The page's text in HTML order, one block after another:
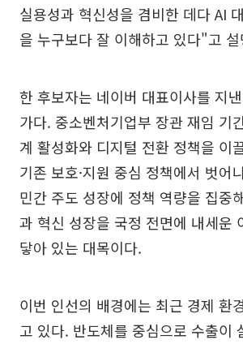
실용성과 혁신성을 겸비한 데다 AI
을 누구보다 잘 이해하고 있다"고
한 후보자는 네이버 대표이사를 지
가다. 중소벤처기업부 장관 재임 기
계 활성화와 디지털 전환 정책을 이
기존 보호·지원 중심 정책에서 벗어
민간 주도 성장에 정책 역량을 집중
과 혁신 성장을 국정 전면에 내세운
닿아 있는 대목이다.
이번 인선의 배경에는 최근 경제 환
고 있다. 반도체를 중심으로 수출이